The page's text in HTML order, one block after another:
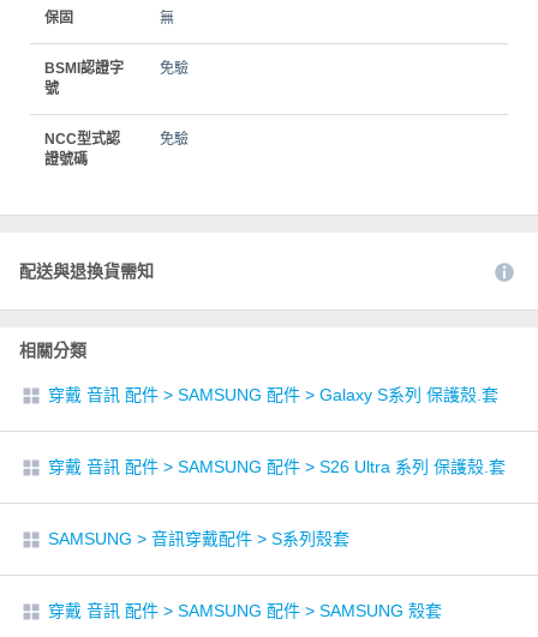
保固 無
BSMI認證字
號
免驗
NCC型式認
證號碼
免驗
配送與退換貨需知
相關分類
穿戴 音訊 配件 > SAMSUNG 配件 > Galaxy S系列 保護殼.套
穿戴 音訊 配件 > SAMSUNG 配件 > S26 Ultra 系列 保護殼.套
SAMSUNG > 音訊穿戴配件 > S系列殼套
穿戴 音訊 配件 > SAMSUNG 配件 > SAMSUNG 殼套